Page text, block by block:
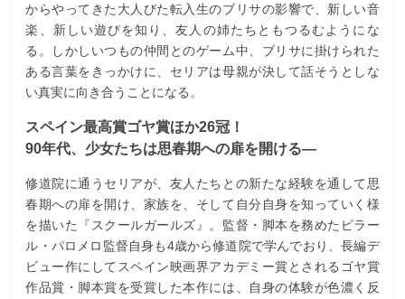
からやってきた大人びた転入生のブリサの影響で、新しい音
楽、新しい遊びを知り、友人の姉たちともつるむようにな
る。しかしいつもの仲間とのゲーム中、ブリサに掛けられた
ある言葉をきっかけに、セリアは母親が決して話そうとしな
い真実に向き合うことになる。
スペイン最高賞ゴヤ賞ほか26冠！
90年代、少女たちは思春期への扉を開ける―
修道院に通うセリアが、友人たちとの新たな経験を通して思
春期への扉を開け、家族を、そして自分自身を知っていく様
を描いた『スクールガールズ』。監督・脚本を務めたピラー
ル・パロメロ監督自身も4歳から修道院で学んでおり、長編デ
ビュー作にしてスペイン映画界アカデミー賞とされるゴヤ賞
作品賞・脚本賞を受賞した本作には、自身の体験が色濃く反